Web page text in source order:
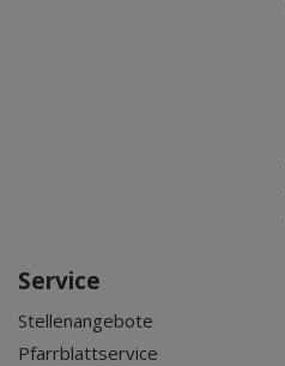
Service
Stellenangebote
Pfarrblattservice